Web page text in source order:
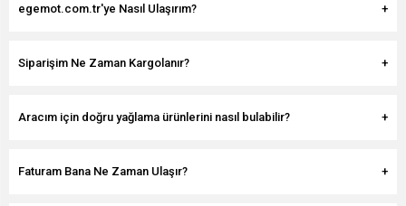
egemot.com.tr'ye Nasıl Ulaşırım?
Siparişim Ne Zaman Kargolanır?
Aracım için doğru yağlama ürünlerini nasıl bulabilir?
Faturam Bana Ne Zaman Ulaşır?